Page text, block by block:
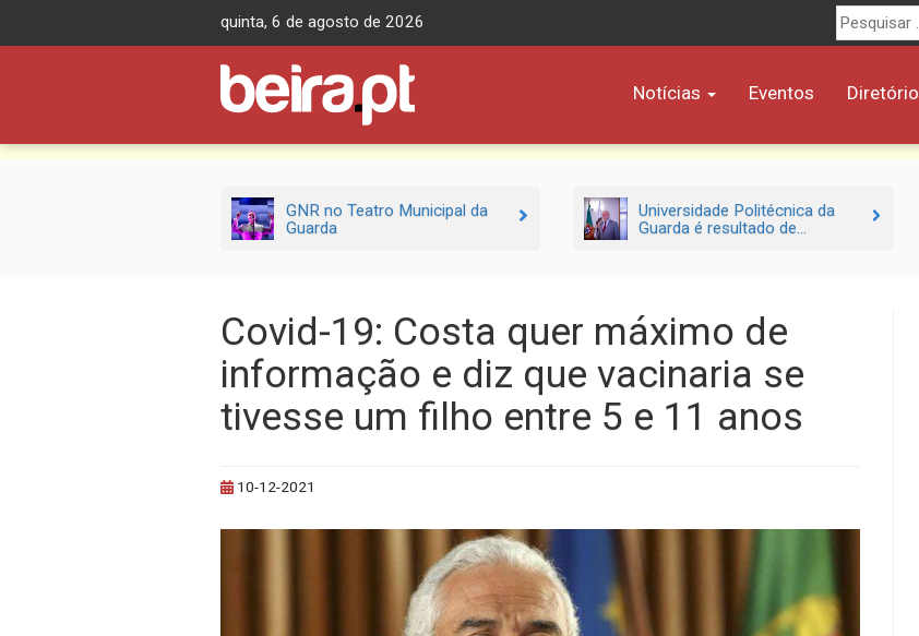
quinta, 6 de agosto de 2026
Procurar
por:
Notícias Eventos Diretório
GNR no Teatro Municipal da
Guarda
Universidade Politécnica da
Guarda é resultado de...
Covid-19: Costa quer máximo de
informação e diz que vacinaria se
tivesse um filho entre 5 e 11 anos
10-12-2021